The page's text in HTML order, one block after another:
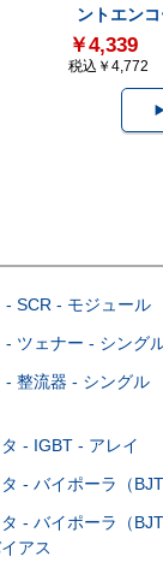
ントエン
￥4,339
税込￥4,772
- SCR - モジュール
- ツェナー - シング
- 整流器 - シングル
- IGBT - アレイ
タ - バイポーラ（
タ - バイポーラ（
アス